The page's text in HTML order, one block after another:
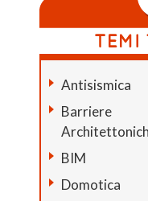
Antisismica
Barriere
BIM
Domotica